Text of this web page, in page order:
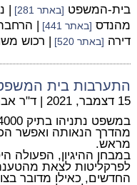
בית-המשפט [באתר 281] |
מהנדס [באתר 441] |
דירה [באתר 520] | רכוש
התערבות בית
15 דצמבר, 2021 | ד"ר
מהדרך הנאותה ואפשר
מראש.
במבחן ההיגיון, הפעולה
לפרקליטות לצאת
החדשים, כאילו מדובר